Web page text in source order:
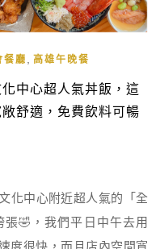
餐廳 , 高雄午晚餐
中心超人氣丼飯，這
舒適，免費飲料可暢
中心附近超人氣的「全
🤣，我們平日中午去用